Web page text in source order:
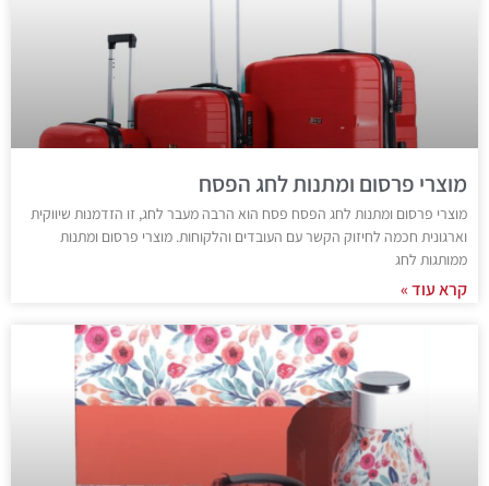
מוצרי פרסום ומתנות לחג הפסח
מוצרי פרסום ומתנות לחג הפסח פסח הוא הרבה מעבר לחג, זו הזדמנות שיווקית
וארגונית חכמה לחיזוק הקשר עם העובדים והלקוחות. מוצרי פרסום ומתנות
ממותגות לחג
קרא עוד »